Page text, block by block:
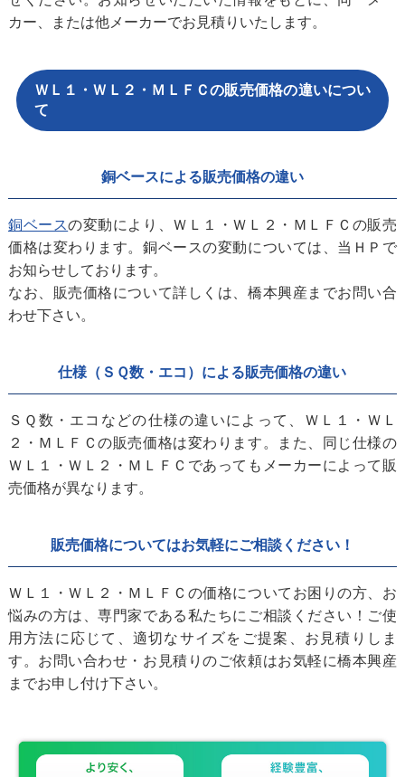
カー、または他メーカーでお見積りいたします。
ＷＬ１・ＷＬ２・ＭＬＦＣの販売価格の違いについ
て
銅ベースによる販売価格の違い
銅ベースの変動により、ＷＬ１・ＷＬ２・ＭＬＦＣの販売
価格は変わります。銅ベースの変動については、当ＨＰで
お知らせしております。
なお、販売価格について詳しくは、橋本興産までお問い合
わせ下さい。
仕様（ＳＱ数・エコ）による販売価格の違い
ＳＱ数・エコなどの仕様の違いによって、ＷＬ１・ＷＬ
２・ＭＬＦＣの販売価格は変わります。また、同じ仕様の
ＷＬ１・ＷＬ２・ＭＬＦＣであってもメーカーによって販
売価格が異なります。
販売価格についてはお気軽にご相談ください！
ＷＬ１・ＷＬ２・ＭＬＦＣの価格についてお困りの方、お
悩みの方は、専門家である私たちにご相談ください！ご使
用方法に応じて、適切なサイズをご提案、お見積りしま
す。お問い合わせ・お見積りのご依頼はお気軽に橋本興産
までお申し付け下さい。